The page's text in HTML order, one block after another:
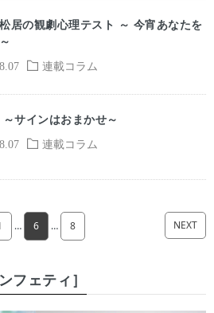
連載コラム
居の観劇心理テスト ～ 今宵あなたを
連載コラム
サインはおまかせ～
… 6 … 8 NEXT
フェティ］